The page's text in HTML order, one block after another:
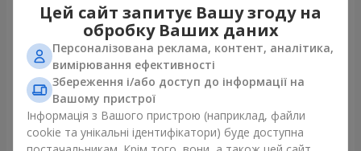
Букет "Tatyana"
3 999 грн
Букет "Ефіра"
3 279 грн
Цей сайт запитує Вашу згоду на
обробку Ваших даних
Персоналізована реклама, контент, аналітика,
вимірювання ефективності
Збереження і/або доступ до інформації на
Вашому пристрої
Інформація з Вашого пристрою (наприклад, файли
cookie та унікальні ідентифікатори) буде доступна